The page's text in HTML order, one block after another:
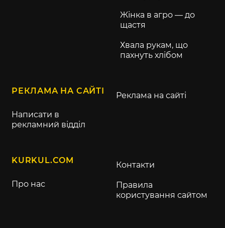
Жінка в агро — до
щастя
Хвала рукам, що
пахнуть хлібом
РЕКЛАМА НА САЙТІ
Написати в
рекламний відділ
Реклама на сайті
KURKUL.COM
Про нас
Контакти
Правила
користування сайтом